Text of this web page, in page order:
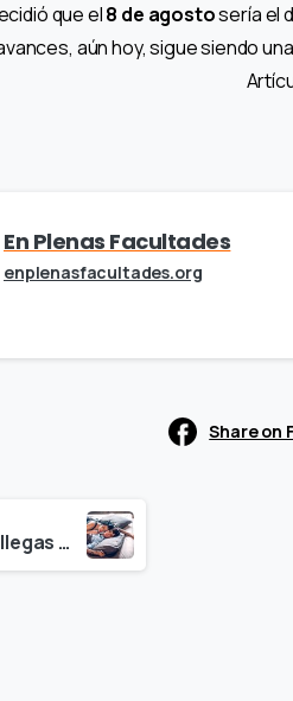
que el8 de agostosería el
aún hoy, sigue siendo
En Plenas Facultades
enplenasfacultades.org
Share on
Por qué no llegas al orgasmo y cómo solucionarlo